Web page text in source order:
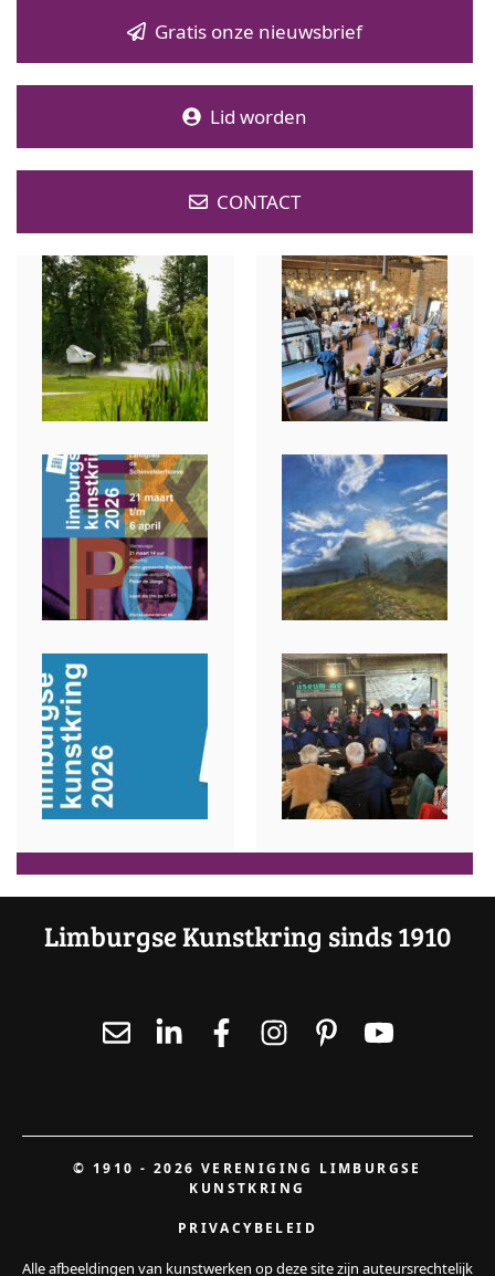
Gratis onze nieuwsbrief
Lid worden
CONTACT
Limburgse Kunstkring sinds 1910
© 1910 - 2026 VERENIGING LIMBURGSE
KUNSTKRING
PRIVACYBELEID
Alle afbeeldingen van kunstwerken op deze site zijn auteursrechtelijk